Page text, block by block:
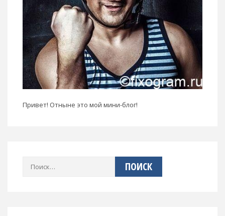
Привет! Отныне это мой мини-блог!
Найти: